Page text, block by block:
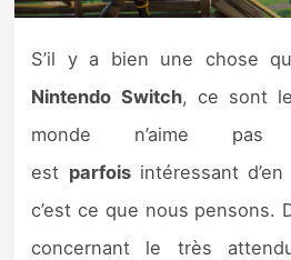
Tests et previews
Tests de jeux
Tests d’accessoires
Autres tests
S’il y a bien une chose
Nintendo Switch, ce sont
monde n’aime
est parfoisintéressant
c’est ce que nous pensons.
concernant le très